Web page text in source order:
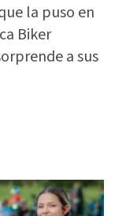
la puso en
Biker
a sus